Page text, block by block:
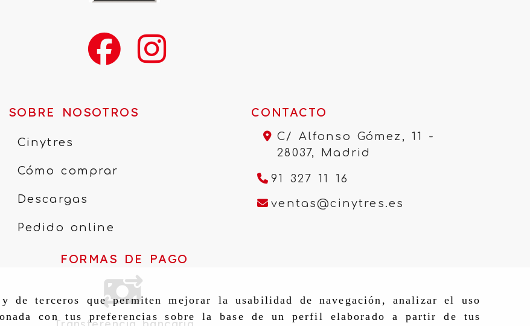
de terceros que permiten mejorar la usabilidad de navegación, analizar el uso
con tus preferencias sobre la base de un perfil elaborado a partir de tus
SOBRE NOSOTROS
Cinytres
Cómo comprar
Descargas
Pedido online
CONTACTO
C/ Alfonso Gómez, 11 -
28037, Madrid
91 327 11 16
ventas cinytres.es
FORMAS DE PAGO